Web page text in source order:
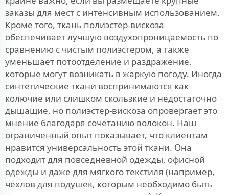
заказы для мест с интенсивным использованием.
Кроме того, ткань полиэстер-вискоза
обеспечивает лучшую воздухопроницаемость по
сравнению с чистым полиэстером, а также
уменьшает потоотделение и раздражение,
которые могут возникать в жаркую погоду. Иногда
синтетические ткани воспринимаются как
колючие или слишком скользкие и недостаточно
дышащие, но полиэстер-вискоза опровергает это
мнение благодаря сочетанию волокон. Наш
ограниченный опыт показывает, что клиентам
нравится универсальность этой ткани. Она
подходит для повседневной одежды, офисной
одежды и даже для мягкого текстиля (например,
чехлов для подушек, которым необходимо быть